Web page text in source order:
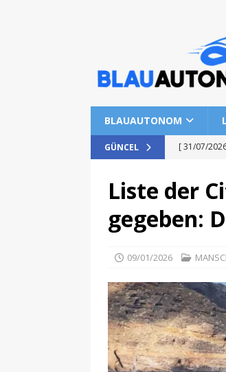
BLAUAUTONOM
GÜNCEL [ 31/07/
HIGHWAY
[ 31/07/
[ 31/07/
AUTOBAHN
Liste der
gegeben:
09/01/2026